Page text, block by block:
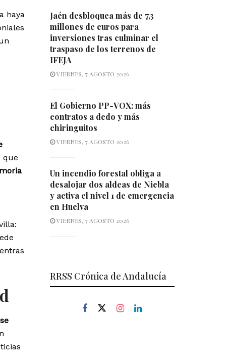
haya
que
Jaén desbloquea más de 7,3
millones de euros para
inversiones tras culminar el
traspaso de los terrenos de
IFEJA
VIERNES, 7 AGOSTO 2026
El Gobierno PP-VOX: más
contratos a dedo y más
chiringuitos
VIERNES, 7 AGOSTO 2026
Un incendio forestal obliga a
desalojar dos aldeas de Niebla
y activa el nivel 1 de emergencia
en Huelva
VIERNES, 7 AGOSTO 2026
RRSS Crónica de Andalucía